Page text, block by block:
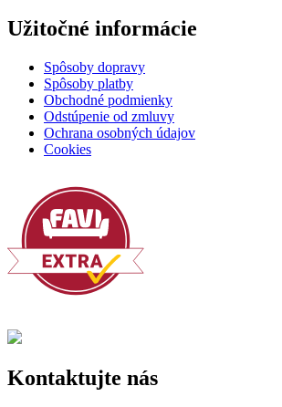
Užitočné informácie
Spôsoby dopravy
Spôsoby platby
Obchodné podmienky
Odstúpenie od zmluvy
Ochrana osobných údajov
Cookies
Kontaktujte nás